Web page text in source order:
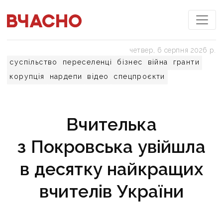
суспільство переселенці бізнес війна
гранти
корупція
нардепи відео спецпроєкти
четвер, 6 серпня 2026 р.
Вчителька
з Покровська увійшла
в десятку найкращих
вчителів України